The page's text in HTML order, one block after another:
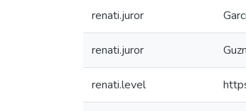
renati.juror
renati.juror
renati.level